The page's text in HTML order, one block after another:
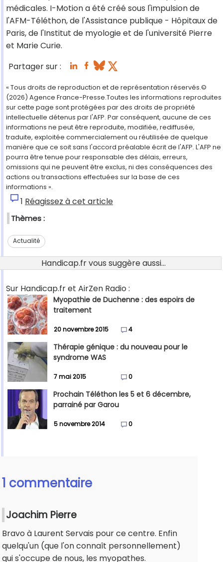
médicales. I-Motion a été créé sous l'impulsion de
l'AFM-Téléthon, de l'Assistance publique - Hôpitaux de
Paris, de l'Institut de myologie et de l'université Pierre
et Marie Curie.
Partager sur :
« Tous droits de reproduction et de représentation réservés.©
(2026) Agence France-Presse.Toutes les informations reproduites
sur cette page sont protégées par des droits de propriété
intellectuelle détenus par l'AFP. Par conséquent, aucune de ces
informations ne peut être reproduite, modifiée, rediffusée,
traduite, exploitée commercialement ou réutilisée de quelque
manière que ce soit sans l'accord préalable écrit de l'AFP. L'AFP ne
pourra être tenue pour responsable des délais, erreurs,
omissions qui ne peuvent être exclus, ni des conséquences des
actions ou transactions effectuées sur la base de ces
informations ».
1 Réagissez à cet article
Thèmes :
Actualité
Handicap.fr vous suggère aussi...
Sur Handicap.fr et AirZen Radio :
Myopathie de Duchenne : des espoirs de
traitement
20 novembre 2015 4
Thérapie génique : du nouveau pour le
syndrome WAS
7 mai 2015 0
Prochain Téléthon les 5 et 6 décembre,
parrainé par Garou
5 novembre 2014 0
1 commentaire
Joachim Pierre
Bravo à Laurent Servais pour ce centre. Enfin
quelqu'un (que l'on connaît personnellement)
qui s'occupe de nous, les myopathes.